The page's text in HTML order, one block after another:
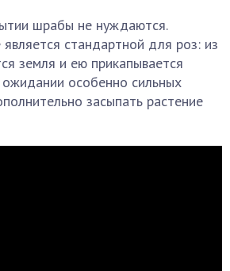
шрабы не нуждаются.
стандартной для роз: из
земля и ею прикапывается
ожидании особенно сильных
засыпать растение